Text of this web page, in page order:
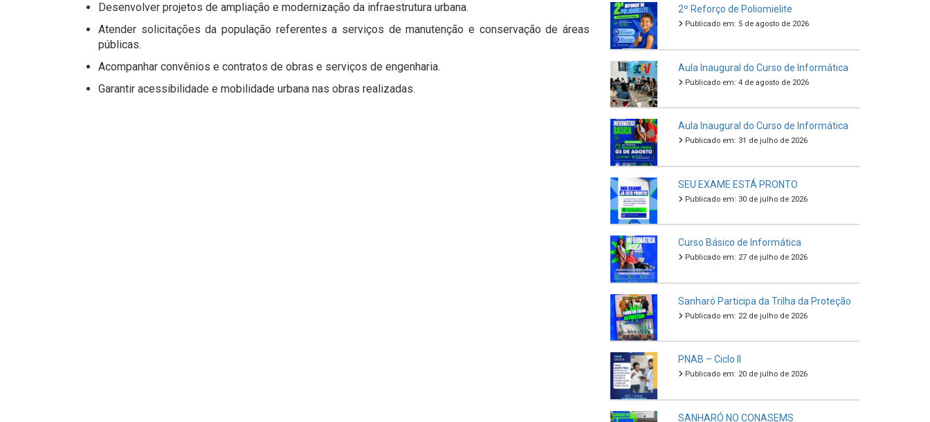
Desenvolver projetos de ampliação e modernização da infraestrutura urbana.
Atender solicitações da população referentes a serviços de manutenção e conservação de áreas
públicas.
Acompanhar convênios e contratos de obras e serviços de engenharia.
Garantir acessibilidade e mobilidade urbana nas obras realizadas.
2º Reforço de Poliomielite
Publicado em: 5 de agosto de 2026
Aula Inaugural do Curso de Informática
Publicado em: 4 de agosto de 2026
Aula Inaugural do Curso de Informática
Publicado em: 31 de julho de 2026
SEU EXAME ESTÁ PRONTO
Publicado em: 30 de julho de 2026
Curso Básico de Informática
Publicado em: 27 de julho de 2026
Sanharó Participa da Trilha da Proteção
Publicado em: 22 de julho de 2026
PNAB – Ciclo II
Publicado em: 20 de julho de 2026
SANHARÓ NO CONASEMS